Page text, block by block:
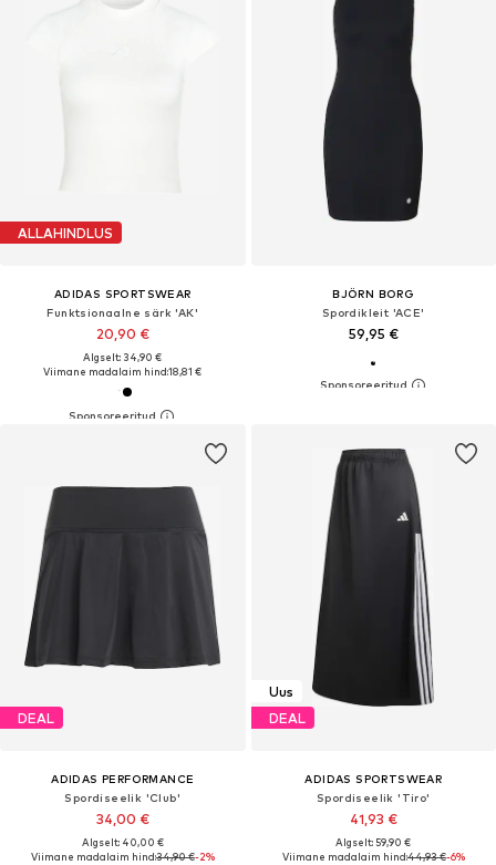
ALLAHINDLUS
ADIDAS SPORTSWEAR
Funktsionaalne särk 'AK'
20,90 €
Algselt: 34,90 €
Viimane madalaim hind:18,81 €
BJÖRN BORG
Spordikleit 'ACE'
59,95 €
DEAL
ADIDAS PERFORMANCE
Spordiseelik 'Club'
34,00 €
Algselt: 40,00 €
Viimane madalaim hind:34,90 €-2%
Uus
DEAL
ADIDAS SPORTSWEAR
Spordiseelik 'Tiro'
41,93 €
Algselt: 59,90 €
Viimane madalaim hind:44,93 €-6%